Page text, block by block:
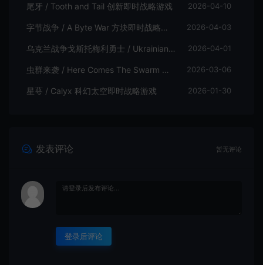
尾牙 / Tooth and Tail 创新即时战略游戏 2026-04-10
字节战争 / A Byte War 方块即时战略游戏 2026-04-03
乌克兰战争戈斯托梅利勇士 / Ukrainian Warfare Gostomel Heroes 即时战略游戏 2026-04-01
虫群来袭 / Here Comes The Swarm 生存即时战略游戏 2026-03-06
星萼 / Calyx 科幻太空即时战略游戏 2026-01-30
发表评论 暂无评论
登录后评论